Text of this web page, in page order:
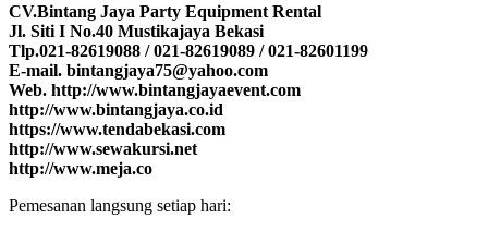
CV.Bintang Jaya Party Equipment Rental
Jl. Siti I No.40 Mustikajaya Bekasi
Tlp.021-82619088 / 021-82619089 / 021-82601199
E-mail. bintangjaya75@yahoo.com
Web. http://www.bintangjayaevent.com
http://www.bintangjaya.co.id
https://www.tendabekasi.com
http://www.sewakursi.net
http://www.meja.co
Pemesanan langsung setiap hari: